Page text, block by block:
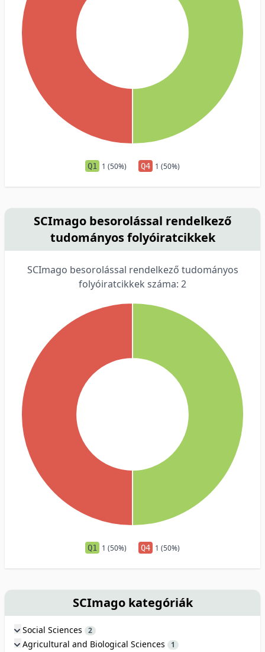
Q1 1 (50%) Q4 1 (50%)
SCImago besorolással rendelkező
tudományos folyóiratcikkek
SCImago besorolással rendelkező tudományos
folyóiratcikkek száma: 2
Q1 1 (50%) Q4 1 (50%)
SCImago kategóriák
Social Sciences 2
Agricultural and Biological Sciences 1